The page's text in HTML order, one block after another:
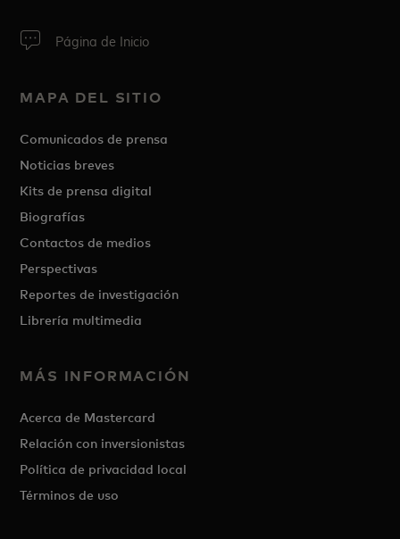
Página de Inicio
MAPA DEL SITIO
Comunicados de prensa
Noticias breves
Kits de prensa digital
Biografías
Contactos de medios
Perspectivas
Reportes de investigación
Librería multimedia
MÁS INFORMACIÓN
Acerca de Mastercard
Relación con inversionistas
Política de privacidad local
Términos de uso